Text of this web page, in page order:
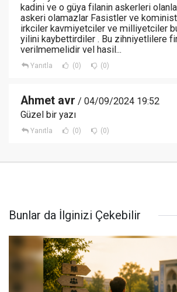
kadini ve o güya filanin askerleri
askeri olamazlar Fasistler ve
irkciler kavmiyetciler ve milliyetciler
yilini kaybettirdiler . Bu zihniyetlilere
verilmemelidir vel hasil...
Yanıtla (0) (0)
Ahmet avr / 04/09/2024 19:52
Güzel bir yazı
Yanıtla (0) (0)
Bunlar da İlginizi Çekebilir